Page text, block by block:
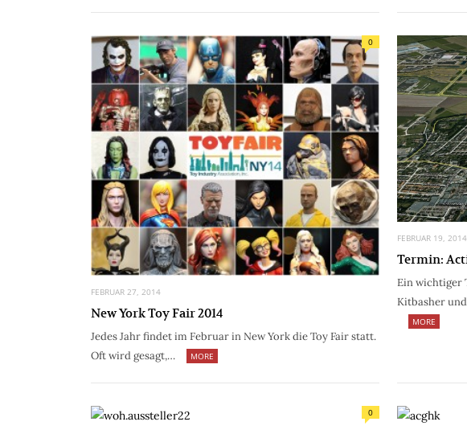
FEBRUAR 27, 2014
0
New York Toy Fair 2014
Jedes Jahr findet im Februar in New York die Toy Fair statt.
Oft wird gesagt,…
MORE
FEBRUAR 19, 2014
Termin:
Ein wichtiger
Kitbasher
MORE
0